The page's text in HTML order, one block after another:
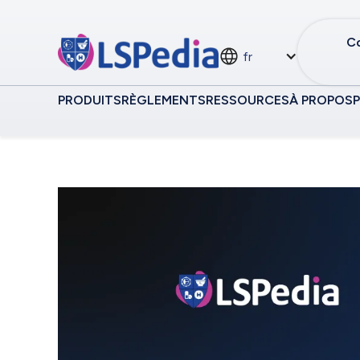
fr
PRODUITSRÈGLEMENTSRESSOURCESÀ PROPOS